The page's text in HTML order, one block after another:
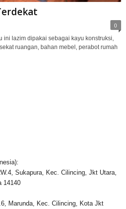
0
ini lazim dipakai sebagai kayu konstruksi,
ruangan, bahan mebel, perabot rumah
Sukapura, Kec. Cilincing, Jkt Utara,
14140
Marunda, Kec. Cilincing, Kota Jkt